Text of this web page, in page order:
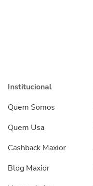
Institucional
Quem Somos
Quem Usa
Cashback Maxior
Blog Maxior